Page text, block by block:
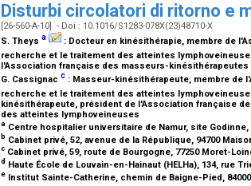
Disturbi circolatori di ritorno e
[26-560-A-10] - Doi : 10.1016/S1283-078X(23)48710-X
S. Theys a : Docteur en kinésithérapie, membre de
recherche et le traitement des atteintes
l'Association française des masseurs-
G. Cassignac c : Masseur-kinésithérapeute, membre de
recherche et le traitement des atteintes
kinésithérapeute, président de l'Association française
des atteintes lymphoveineuses
a Centre hospitalier universitaire de Namur, site Godinne,
b Cabinet privé, 52, avenue de la République, 94700
c Cabinet privé, 59, route de Bourgogne, 77250 Moret-
d Haute École de Louvain-en-Hainaut (HELHa), 134, rue
e Institut Sainte-Catherine, chemin de Baigne-Pied,